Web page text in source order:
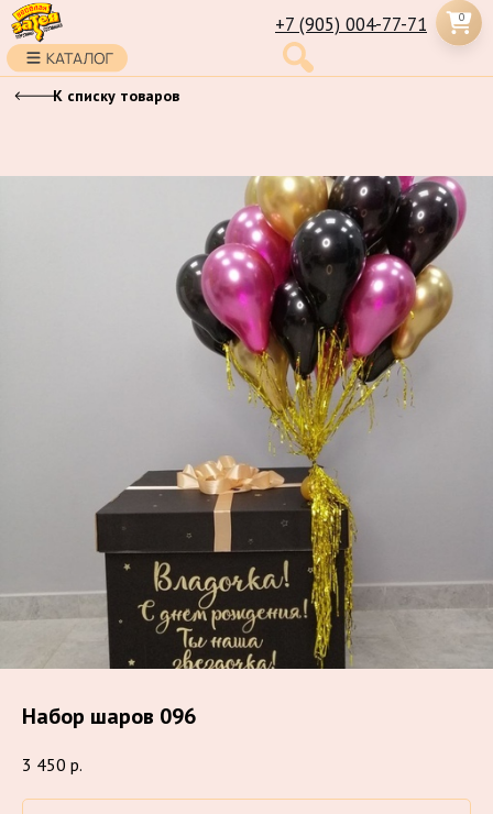
0
+7 (905) 004-77-71
К списку товаров
Набор шаров 096
3 450 р.